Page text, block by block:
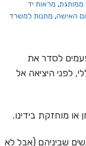
ממותגת, מראות יד
האישה, מתנות למשרד
לסדר את
לפני היציאה אל
מוחזקת בידינו.
שביניהם (אבל לא